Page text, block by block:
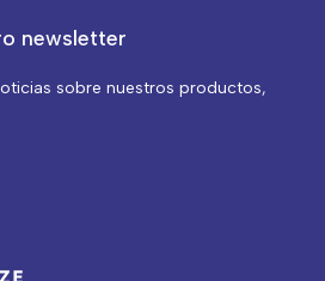
newsletter
sobre nuestros productos,